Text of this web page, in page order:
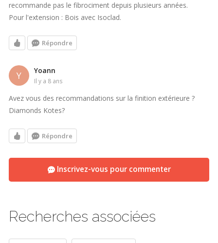
recommande pas le fibrociment depuis plusieurs années.
Pour l'extension : Bois avec Isoclad.
Répondre
Y Yoann
il y a 8 ans
Avez vous des recommandations sur la finition extérieure ?
Diamonds Kotes?
Répondre
Inscrivez-vous pour commenter
Recherches associées